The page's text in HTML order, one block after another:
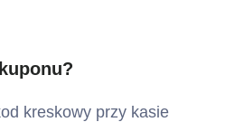
kreskowy przy kasie